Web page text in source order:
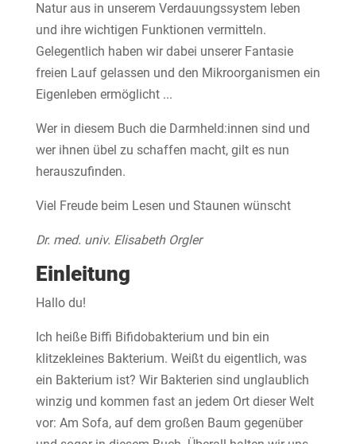
Natur aus in unserem Verdauungssystem leben
und ihre wichtigen Funktionen vermitteln.
Gelegentlich haben wir dabei unserer Fantasie
freien Lauf gelassen und den Mikroorganismen ein
Eigenleben ermöglicht ...
Wer in diesem Buch die Darmheld:innen sind und
wer ihnen übel zu schaffen macht, gilt es nun
herauszufinden.
Viel Freude beim Lesen und Staunen wünscht
Dr. med. univ. Elisabeth Orgler
Einleitung
Hallo du!
Ich heiße Biffi Bifidobakterium und bin ein
klitzekleines Bakterium. Weißt du eigentlich, was
ein Bakterium ist? Wir Bakterien sind unglaublich
winzig und kommen fast an jedem Ort dieser Welt
vor: Am Sofa, auf dem großen Baum gegenüber